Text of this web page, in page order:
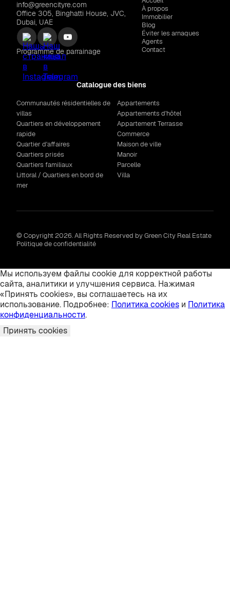
info@greencityre.com
Office 305, Binghatti House, JVC,
Dubai, UAE
Programme de parrainage
À propos
Immobilier
Blog
Éviter les arnaques
Agents
Contact
Catalogue des biens
Communautés résidentielles de
villas
Quartiers en développement
rapide
Quartier d'affaires
Quartiers prisés
Quartiers familiaux
Littoral / Quartiers en bord de
mer
Appartements
Appartements d'hôtel
Appartement Terrasse
Commerce
Maison de ville
Manoir
Parcelle
Villa
© Copyright 2026. All Rights Reserved by Green City Real Estate
Politique de confidentialité
Мы используем файлы cookie для корректной работы
сайта, аналитики и улучшения сервиса. Нажимая
«Принять cookies», вы соглашаетесь на их
использование. Подробнее: Политика cookies и Политика
конфиденциальности.
Принять cookies